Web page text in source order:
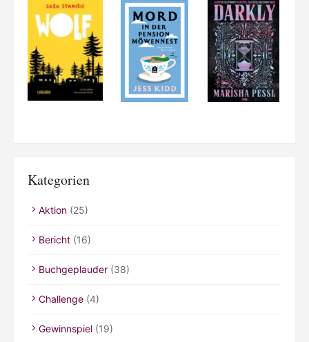
Kategorien
Aktion (25)
Bericht (16)
Buchgeplauder (38)
Challenge (4)
Gewinnspiel (19)